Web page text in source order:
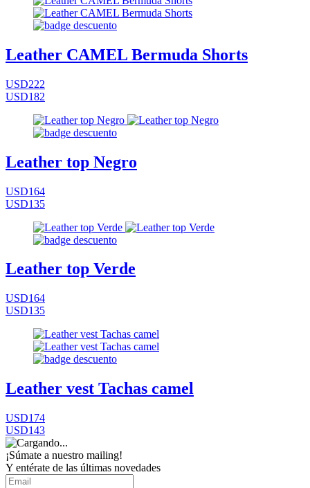
Leather CAMEL Bermuda Shorts
USD222
USD182
Leather top Negro
USD164
USD135
Leather top Verde
USD164
USD135
Leather vest Tachas camel
USD174
USD143
¡Súmate a nuestro mailing!
Y entérate de las últimas novedades